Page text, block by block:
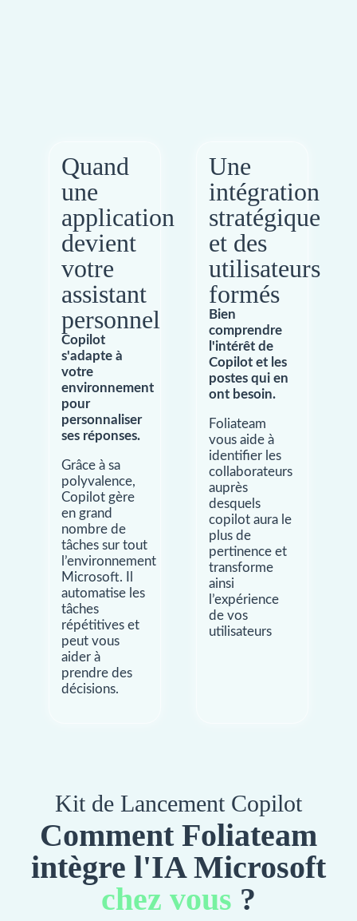
Quand
une
application
devient
votre
assistant
personnel
Copilot
s'adapte à
votre
environnement
pour
personnaliser
ses réponses.
Grâce à sa
polyvalence,
Copilot gère
en grand
nombre de
tâches sur tout
l’environnement
Microsoft. Il
automatise les
tâches
répétitives et
peut vous
aider à
prendre des
décisions.
Une
intégration
stratégique
et des
utilisateurs
formés
Bien
comprendre
l'intérêt de
Copilot et les
postes qui en
ont besoin.
Foliateam
vous aide à
identifier les
collaborateurs
auprès
desquels
copilot aura le
plus de
pertinence et
transforme
ainsi
l’expérience
de vos
utilisateurs
Kit de Lancement Copilot
Comment Foliateam
intègre l'IA Microsoft
chez vous ?